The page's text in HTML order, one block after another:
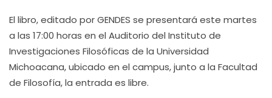
El libro, editado por GENDES se presentará este martes
a las 17:00 horas en el Auditorio del Instituto de
Investigaciones Filosóficas de la Universidad
Michoacana, ubicado en el campus, junto a la Facultad
de Filosofía, la entrada es libre.